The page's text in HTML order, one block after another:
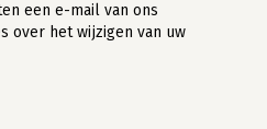
een e-mail van ons
over het wijzigen van uw